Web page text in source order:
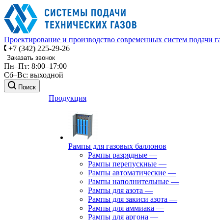
Проектирование и производство современных систем подачи
+7 (342) 225-29-26
Заказать звонок
Пн–Пт: 8:00–17:00
Сб–Вс: выходной
Поиск
Продукция
Рампы для газовых баллонов
Рампы разрядные —
Рампы перепускные —
Рампы автоматические —
Рампы наполнительные —
Рампы для азота —
Рампы для закиси азота —
Рампы для аммиака —
Рампы для аргона —